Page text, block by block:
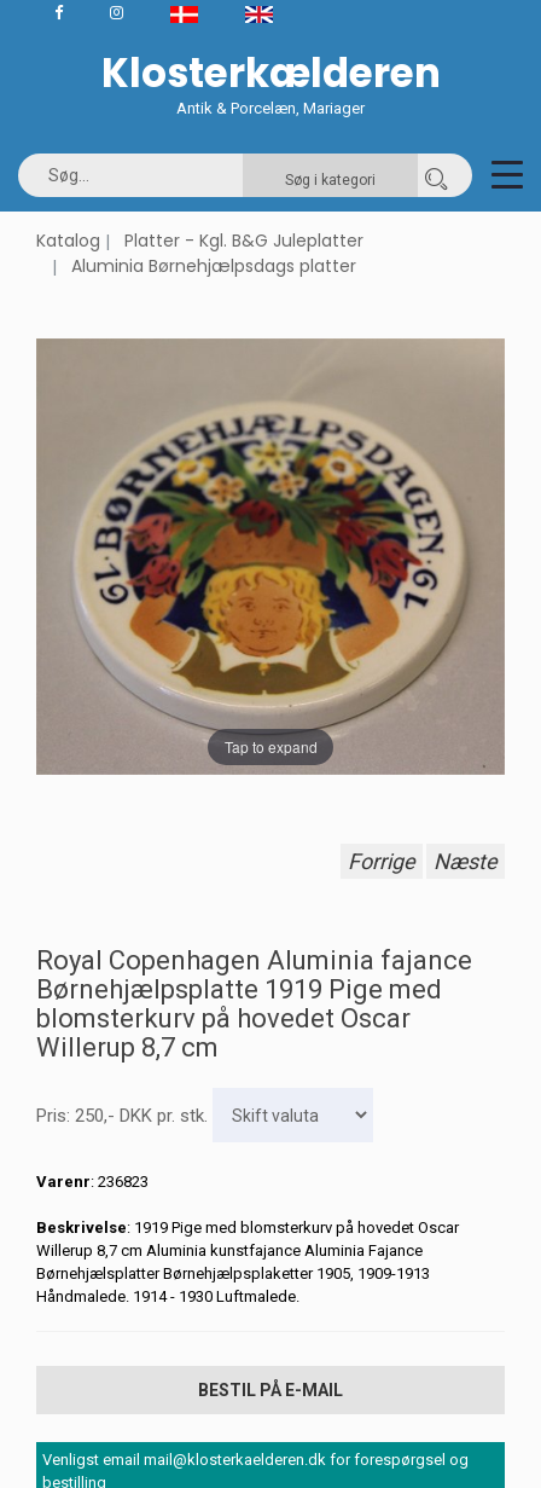
Klosterkælderen
Antik & Porcelæn, Mariager
Søg i kategori
Katalog
Platter - Kgl. B&G Juleplatter
Aluminia Børnehjælpsdags platter
Tap to expand
Forrige Næste
Royal Copenhagen Aluminia fajance
Børnehjælpsplatte 1919 Pige med
blomsterkurv på hovedet Oscar
Willerup 8,7 cm
Pris: 250,- DKK pr. stk.
Varenr: 236823
Beskrivelse: 1919 Pige med blomsterkurv på hovedet Oscar
Willerup 8,7 cm Aluminia kunstfajance Aluminia Fajance
Børnehjælsplatter Børnehjælpsplaketter 1905, 1909-1913
Håndmalede. 1914 - 1930 Luftmalede.
BESTIL PÅ E-MAIL
Venligst email mail@klosterkaelderen.dk for forespørgsel og
bestilling